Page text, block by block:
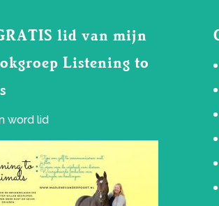
lid van mijn
Listening to
word lid